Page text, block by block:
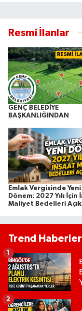
Resmi İlanlar
RESMİ
GENÇ BELEDİYE
BAŞKANLIĞINDAN
Emlak Vergisinde Yeni
Dönem: 2027 Yılı İçin
Maliyet Bedelleri
Trend Haberler
1
2